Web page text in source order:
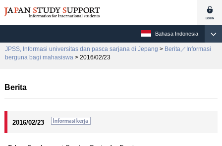
Bahasa Indonesia
JPSS, Informasi universitas dan pasca sarjana di Jepang > Berita／Informasi
berguna bagi mahasiswa > 2016/02/23
Berita
2016/02/23